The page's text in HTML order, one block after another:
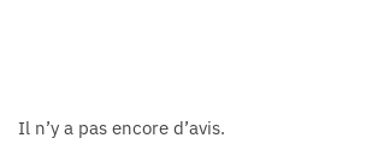
Il n’y a pas encore d’avis.